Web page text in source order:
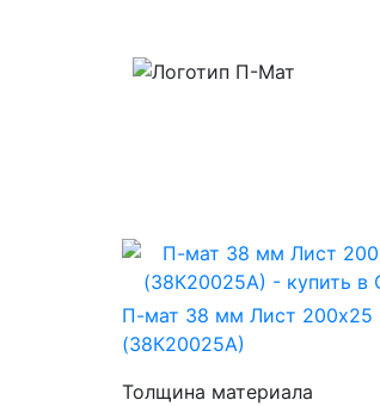
П-мат 38 мм Лист 200х25
(38К20025А)
Толщина материала